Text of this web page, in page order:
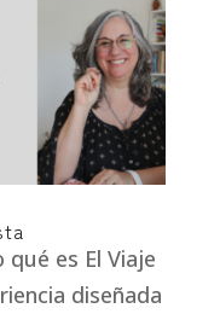
es El Viaje
diseñada